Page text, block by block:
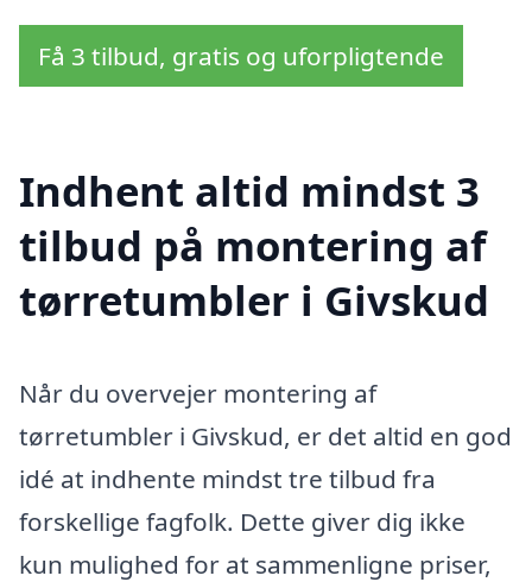
Få 3 tilbud, gratis og uforpligtende
Indhent altid mindst 3
tilbud på montering af
tørretumbler i Givskud
Når du overvejer montering af
tørretumbler i Givskud, er det altid en god
idé at indhente mindst tre tilbud fra
forskellige fagfolk. Dette giver dig ikke
kun mulighed for at sammenligne priser,